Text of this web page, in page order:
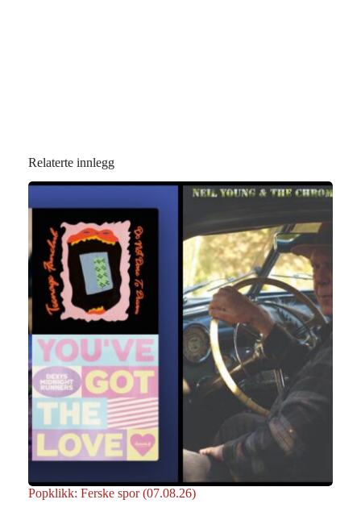
Relaterte innlegg
Popklikk: Ferske spor (07.08.26)